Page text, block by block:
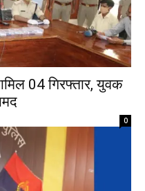
04 गिरफ्तार, युवक
0